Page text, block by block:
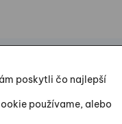
poskytli čo najlepší
používame, alebo